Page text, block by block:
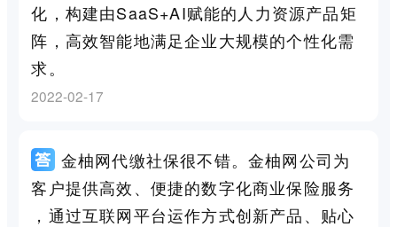
化，构建由SaaS+AI赋能的人力资源产品矩
阵，高效智能地满足企业大规模的个性化需
求。
2022-02-17
金柚网代缴社保很不错。金柚网公司为
客户提供高效、便捷的数字化商业保险服务
，通过互联网平台运作方式创新产品、贴心